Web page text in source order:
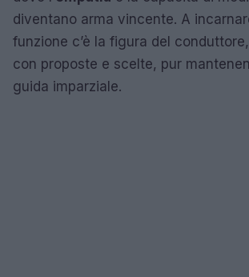
diventano arma vincente. A
funzione c’è la figura del
con proposte e scelte, pur
guida imparziale.